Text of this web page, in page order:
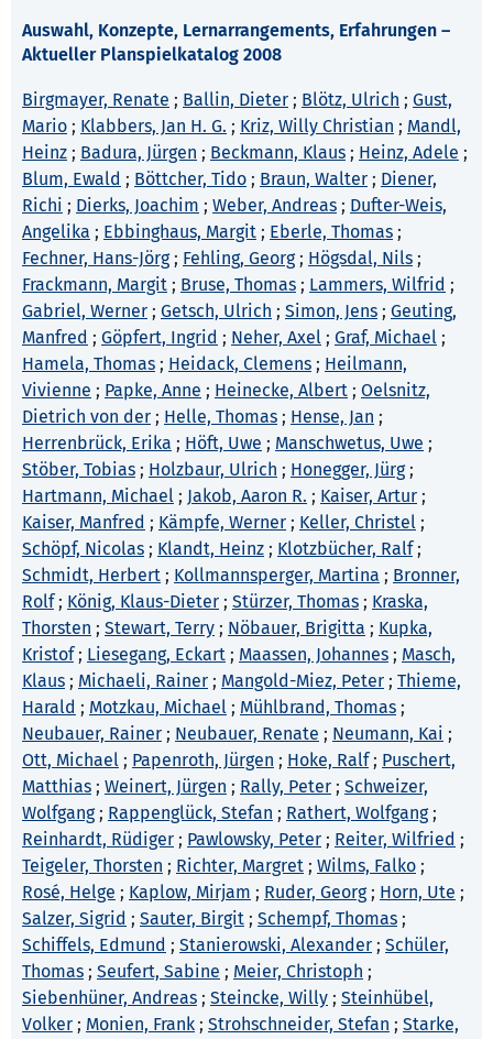
Auswahl, Konzepte, Lernarrangements, Erfahrungen –
Aktueller Planspielkatalog 2008
Birgmayer, Renate ; Ballin, Dieter ; Blötz, Ulrich ; Gust,
Mario ; Klabbers, Jan H. G. ; Kriz, Willy Christian ; Mandl,
Heinz ; Badura, Jürgen ; Beckmann, Klaus ; Heinz, Adele ;
Blum, Ewald ; Böttcher, Tido ; Braun, Walter ; Diener,
Richi ; Dierks, Joachim ; Weber, Andreas ; Dufter-Weis,
Angelika ; Ebbinghaus, Margit ; Eberle, Thomas ;
Fechner, Hans-Jörg; Fehling, Georg; Högsdal, Nils ;
Frackmann, Margit ; Bruse, Thomas ; Lammers, Wilfrid ;
Gabriel, Werner ; Getsch, Ulrich ; Simon, Jens ; Geuting,
Manfred ; Göpfert, Ingrid ; Neher, Axel ; Graf, Michael ;
Hamela, Thomas ; Heidack, Clemens ; Heilmann,
Vivienne ; Papke, Anne ; Heinecke, Albert ; Oelsnitz,
Dietrich von der ; Helle, Thomas ; Hense, Jan ;
Herrenbrück, Erika ; Höft, Uwe ; Manschwetus, Uwe ;
Stöber, Tobias ; Holzbaur, Ulrich ; Honegger, Jürg;
Hartmann, Michael ; Jakob, Aaron R. ; Kaiser, Artur ;
Kaiser, Manfred ; Kämpfe, Werner ; Keller, Christel ;
Schöpf, Nicolas ; Klandt, Heinz ; Klotzbücher, Ralf;
Schmidt, Herbert ; Kollmannsperger, Martina ; Bronner,
Rolf; König, Klaus-Dieter ; Stürzer, Thomas ; Kraska,
Thorsten ; Stewart, Terry ; Nöbauer, Brigitta ; Kupka,
Kristof; Liesegang, Eckart ; Maassen, Johannes ; Masch,
Klaus ; Michaeli, Rainer ; Mangold-Miez, Peter ; Thieme,
Harald ; Motzkau, Michael ; Mühlbrand, Thomas ;
Neubauer, Rainer ; Neubauer, Renate ; Neumann, Kai ;
Ott, Michael ; Papenroth, Jürgen ; Hoke, Ralf; Puschert,
Matthias ; Weinert, Jürgen ; Rally, Peter ; Schweizer,
Wolfgang; Rappenglück, Stefan ; Rathert, Wolfgang;
Reinhardt, Rüdiger ; Pawlowsky, Peter ; Reiter, Wilfried ;
Teigeler, Thorsten ; Richter, Margret ; Wilms, Falko ;
Rosé, Helge ; Kaplow, Mirjam ; Ruder, Georg; Horn, Ute ;
Salzer, Sigrid ; Sauter, Birgit ; Schempf, Thomas ;
Schiffels, Edmund ; Stanierowski, Alexander ; Schüler,
Thomas ; Seufert, Sabine ; Meier, Christoph ;
Siebenhüner, Andreas ; Steincke, Willy ; Steinhübel,
Volker ; Monien, Frank ; Strohschneider, Stefan ; Starke,